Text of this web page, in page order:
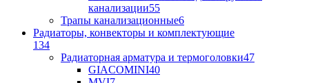
канализации55
Трапы канализационные6
Радиаторы, конвекторы и комплектующие
134
Радиаторная арматура и термоголовки47
GIACOMINI40